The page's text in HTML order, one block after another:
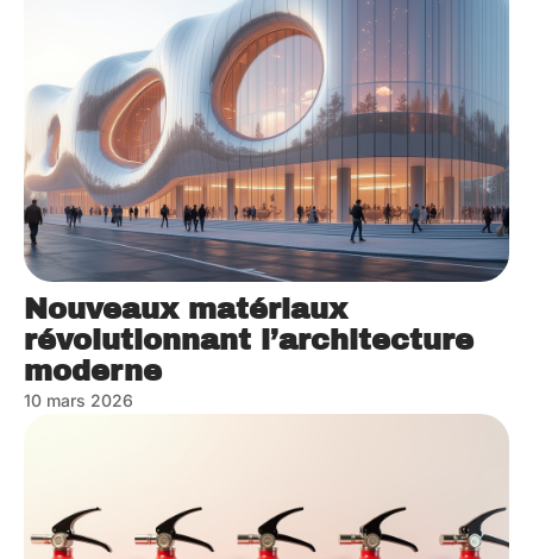
Nouveaux matériaux
révolutionnant l’architecture
moderne
10 mars 2026